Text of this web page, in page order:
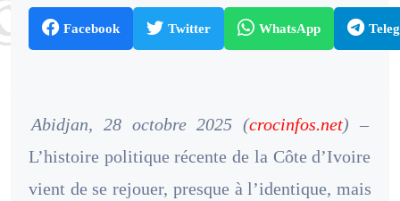
Facebook Twitter WhatsApp
Abidjan, 28 octobre 2025 (crocinfos.net) –
L’histoire politique récente de la Côte d’Ivoire
vient de se rejouer, presque à l’identique, mais